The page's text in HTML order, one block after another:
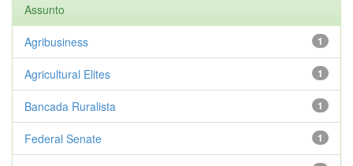
Assunto
1
Agribusiness
1
Agricultural Elites
1
Bancada Ruralista
1
Federal Senate